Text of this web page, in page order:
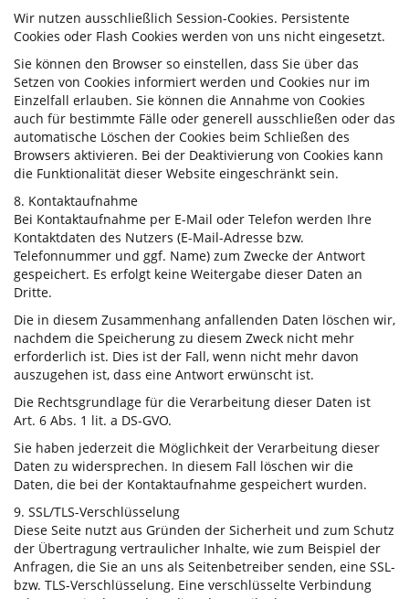
Wir nutzen ausschließlich Session-Cookies. Persistente
Cookies oder Flash Cookies werden von uns nicht eingesetzt.
Sie können den Browser so einstellen, dass Sie über das
Setzen von Cookies informiert werden und Cookies nur im
Einzelfall erlauben. Sie können die Annahme von Cookies
auch für bestimmte Fälle oder generell ausschließen oder das
automatische Löschen der Cookies beim Schließen des
Browsers aktivieren. Bei der Deaktivierung von Cookies kann
die Funktionalität dieser Website eingeschränkt sein.
8. Kontaktaufnahme
Bei Kontaktaufnahme per E-Mail oder Telefon werden Ihre
Kontaktdaten des Nutzers (E-Mail-Adresse bzw.
Telefonnummer und ggf. Name) zum Zwecke der Antwort
gespeichert. Es erfolgt keine Weitergabe dieser Daten an
Dritte.
Die in diesem Zusammenhang anfallenden Daten löschen wir,
nachdem die Speicherung zu diesem Zweck nicht mehr
erforderlich ist. Dies ist der Fall, wenn nicht mehr davon
auszugehen ist, dass eine Antwort erwünscht ist.
Die Rechtsgrundlage für die Verarbeitung dieser Daten ist
Art. 6 Abs. 1 lit. a DS-GVO.
Sie haben jederzeit die Möglichkeit der Verarbeitung dieser
Daten zu widersprechen. In diesem Fall löschen wir die
Daten, die bei der Kontaktaufnahme gespeichert wurden.
9. SSL/TLS-Verschlüsselung
Diese Seite nutzt aus Gründen der Sicherheit und zum Schutz
der Übertragung vertraulicher Inhalte, wie zum Beispiel der
Anfragen, die Sie an uns als Seitenbetreiber senden, eine SSL-
bzw. TLS-Verschlüsselung. Eine verschlüsselte Verbindung